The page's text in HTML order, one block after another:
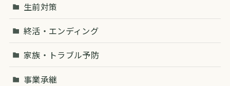
生前対策
終活・エンディング
家族・トラブル予防
事業承継